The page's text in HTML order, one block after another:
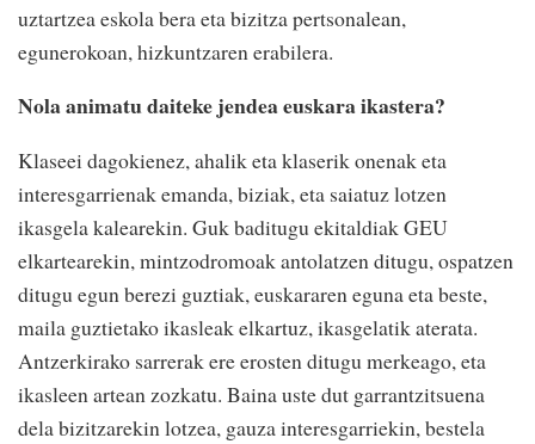
uztartzea eskola bera eta bizitza pertsonalean,
egunerokoan, hizkuntzaren erabilera.
Nola animatu daiteke jendea euskara ikastera?
Klaseei dagokienez, ahalik eta klaserik onenak eta
interesgarrienak emanda, biziak, eta saiatuz lotzen
ikasgela kalearekin. Guk baditugu ekitaldiak GEU
elkartearekin, mintzodromoak antolatzen ditugu, ospatzen
ditugu egun berezi guztiak, euskararen eguna eta beste,
maila guztietako ikasleak elkartuz, ikasgelatik aterata.
Antzerkirako sarrerak ere erosten ditugu merkeago, eta
ikasleen artean zozkatu. Baina uste dut garrantzitsuena
dela bizitzarekin lotzea, gauza interesgarriekin, bestela